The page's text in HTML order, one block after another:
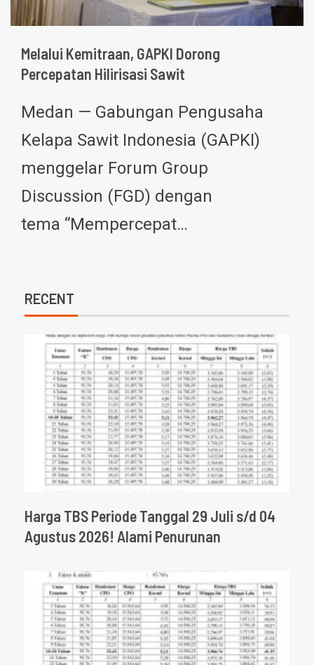
Melalui Kemitraan, GAPKI Dorong
Percepatan Hilirisasi Sawit
Medan — Gabungan Pengusaha
Kelapa Sawit Indonesia (GAPKI)
menggelar Forum Group
Discussion (FGD) dengan
tema “Mempercepat…
RECENT
Harga TBS Periode Tanggal 29 Juli s/d 04
Agustus 2026! Alami Penurunan